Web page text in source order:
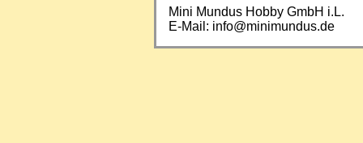
Mini Mundus Hobby GmbH i.L.
E-Mail: info@minimundus.de